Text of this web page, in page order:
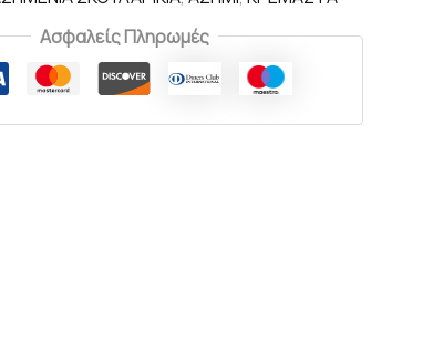
Ασφαλείς Πληρωμές